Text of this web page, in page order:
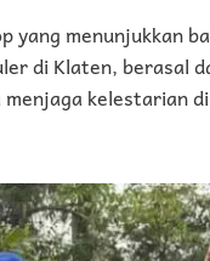
menunjukkan
di Klaten, berasal
kelestarian